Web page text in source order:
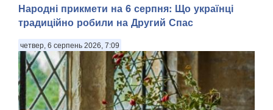
Народні прикмети на 6 серпня: Що українці
традиційно робили на Другий Спас
четвер, 6 серпень 2026, 7:09